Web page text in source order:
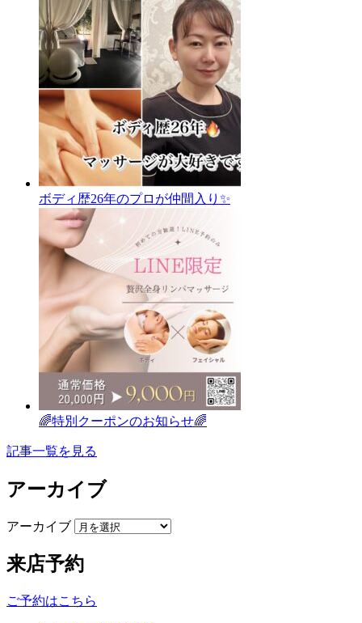
ボディ歴26年のプロが仲間入り✨
🌈特別クーポンのお知らせ🌈
記事一覧を見る
アーカイブ
アーカイブ
来店予約
ご予約はこちら